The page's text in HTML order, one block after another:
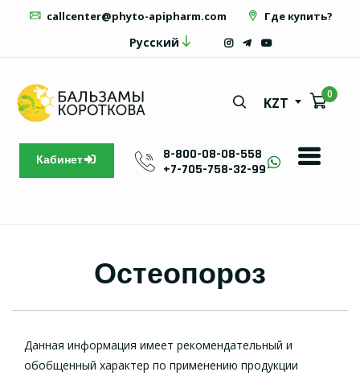
callcenter@phyto-apipharm.com Где купить?
Русский
KZT
0
Кабинет
8-800-08-08-558
+7-705-758-32-99
Остеопороз
Данная информация имеет рекомендательный и
обобщенный характер по применению продукции